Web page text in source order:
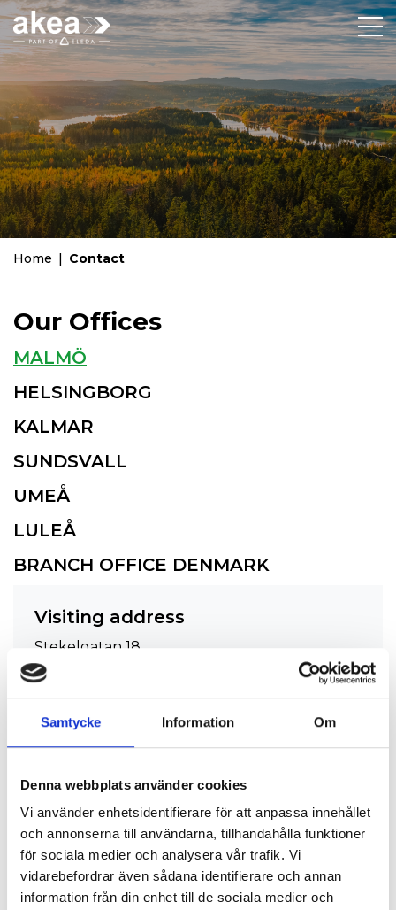
Samtycke Information Om
Denna webbplats använder cookies
Vi använder enhetsidentifierare för att anpassa innehållet
och annonserna till användarna, tillhandahålla funktioner
för sociala medier och analysera vår trafik. Vi
vidarebefordrar även sådana identifierare och annan
information från din enhet till de sociala medier och
Home | Contact
Our Offices
MALMÖ
HELSINGBORG
KALMAR
SUNDSVALL
UMEÅ
LULEÅ
BRANCH OFFICE DENMARK
Visiting address
Stekelgatan 18
212 23 Malmö
Phone hours: 7:00 a.m. to 4:30 p.m.